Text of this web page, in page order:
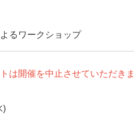
るワークショップ
は開催を中止させていただきま
)